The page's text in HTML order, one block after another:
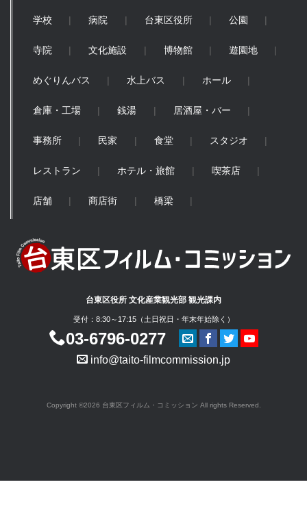
学校 病院 台東区役所 公園
寺院 文化施設 博物館 遊園地
めぐりんバス 水上バス ホール
倉庫・工場 銭湯 居酒屋・バー
事務所 民家 食堂 スタジオ
レストラン ホテル・旅館 喫茶店
店舗 商店街 橋梁
台東区役所 文化産業観光部 観光課内
受付：8:30～17:15（土日祝日・年末年始除く）
03-6796-0277
info@taito-filmcommission.jp
Copyright ©2026 台東区フィルム・コミッション All rights Reserved.